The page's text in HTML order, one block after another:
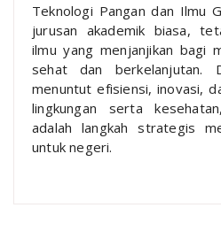
Teknologi Pangan dan Ilmu
jurusan akademik biasa,
ilmu yang menjanjikan bagi
sehat dan
menuntut efisiensi, inovasi,
lingkungan serta
adalah langkah strategis
untuk negeri.